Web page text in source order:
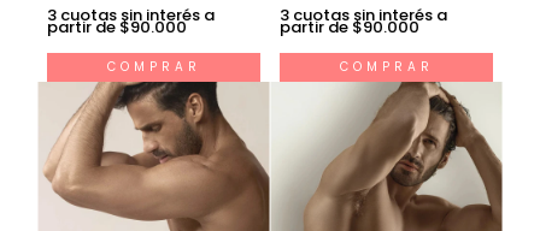
3 cuotas sin interés a
partir de $90.000
COMPRAR
3 cuotas sin interés a
partir de $90.000
COMPRAR